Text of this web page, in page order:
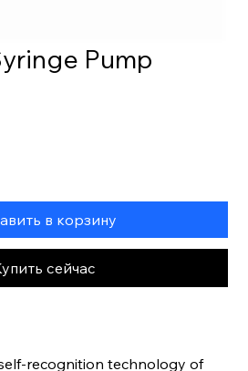
Pump
в корзину
сейчас
recognition technology of